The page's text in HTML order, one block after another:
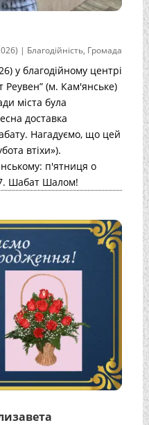
| Благодійність, Громада
у благодійному центрі
Реувен” (м. Кам'янське)
міста була
доставка
Нагадуємо, що цей
втіхи»).
п'ятниця о
Шабат Шалом!